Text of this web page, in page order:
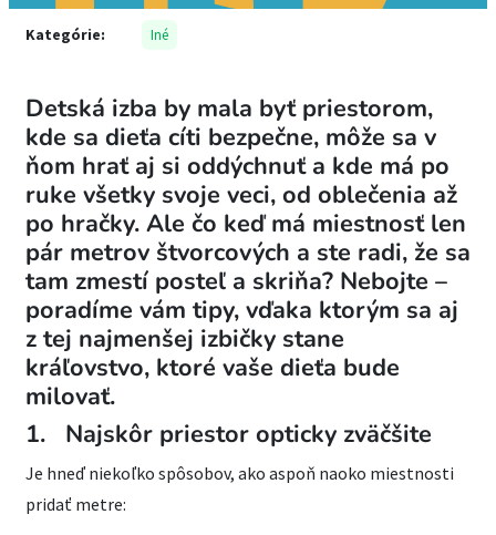
Kategórie: Iné
Detská izba by mala byť priestorom,
kde sa dieťa cíti bezpečne, môže sa v
ňom hrať aj si oddýchnuť a kde má po
ruke všetky svoje veci, od oblečenia až
po hračky. Ale čo keď má miestnosť len
pár metrov štvorcových a ste radi, že sa
tam zmestí posteľ a skriňa? Nebojte –
poradíme vám tipy, vďaka ktorým sa aj
z tej najmenšej izbičky stane
kráľovstvo, ktoré vaše dieťa bude
milovať.
1. Najskôr priestor opticky zväčšite
Je hneď niekoľko spôsobov, ako aspoň naoko miestnosti
pridať metre: